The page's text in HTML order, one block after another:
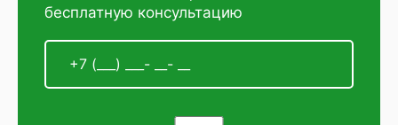
бесплатную консультацию